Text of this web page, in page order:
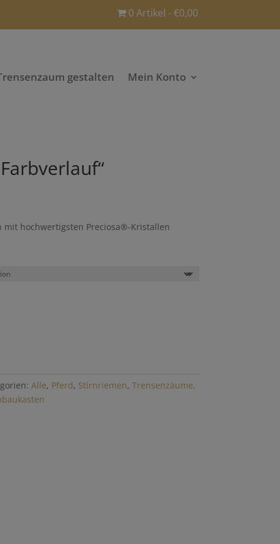
0 Artikel €0,00
gestalten Mein Konto
mit hochwertigsten Preciosa®-Kristallen
Alle, Pferd, Stirnriemen, Trensenzäume,